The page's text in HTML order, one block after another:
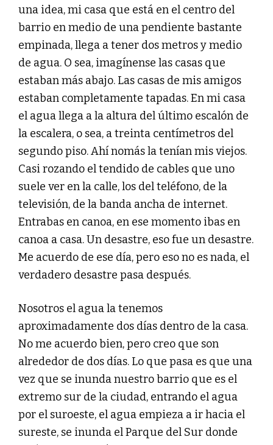
una idea, mi casa que está en el centro del
barrio en medio de una pendiente bastante
empinada, llega a tener dos metros y medio
de agua. O sea, imagínense las casas que
estaban más abajo. Las casas de mis amigos
estaban completamente tapadas. En mi casa
el agua llega a la altura del último escalón de
la escalera, o sea, a treinta centímetros del
segundo piso. Ahí nomás la tenían mis viejos.
Casi rozando el tendido de cables que uno
suele ver en la calle, los del teléfono, de la
televisión, de la banda ancha de internet.
Entrabas en canoa, en ese momento ibas en
canoa a casa. Un desastre, eso fue un desastre.
Me acuerdo de ese día, pero eso no es nada, el
verdadero desastre pasa después.
Nosotros el agua la tenemos
aproximadamente dos días dentro de la casa.
No me acuerdo bien, pero creo que son
alrededor de dos días. Lo que pasa es que una
vez que se inunda nuestro barrio que es el
extremo sur de la ciudad, entrando el agua
por el suroeste, el agua empieza a ir hacia el
sureste, se inunda el Parque del Sur donde